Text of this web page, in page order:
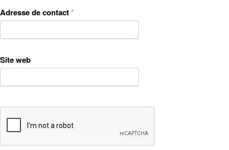
Adresse de contact*
Site web